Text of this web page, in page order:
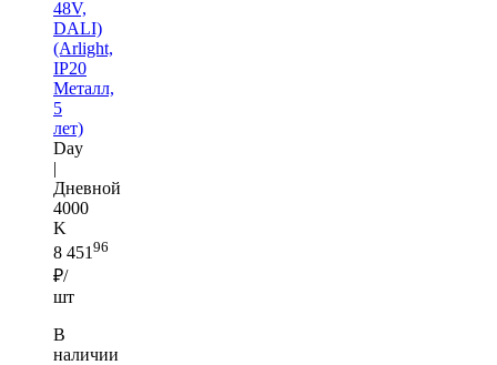
48V,
DALI)
(Arlight,
IP20
Металл,
5
лет)
Day
|
Дневной
4000
K
8 451 96
₽/
шт
В
наличии